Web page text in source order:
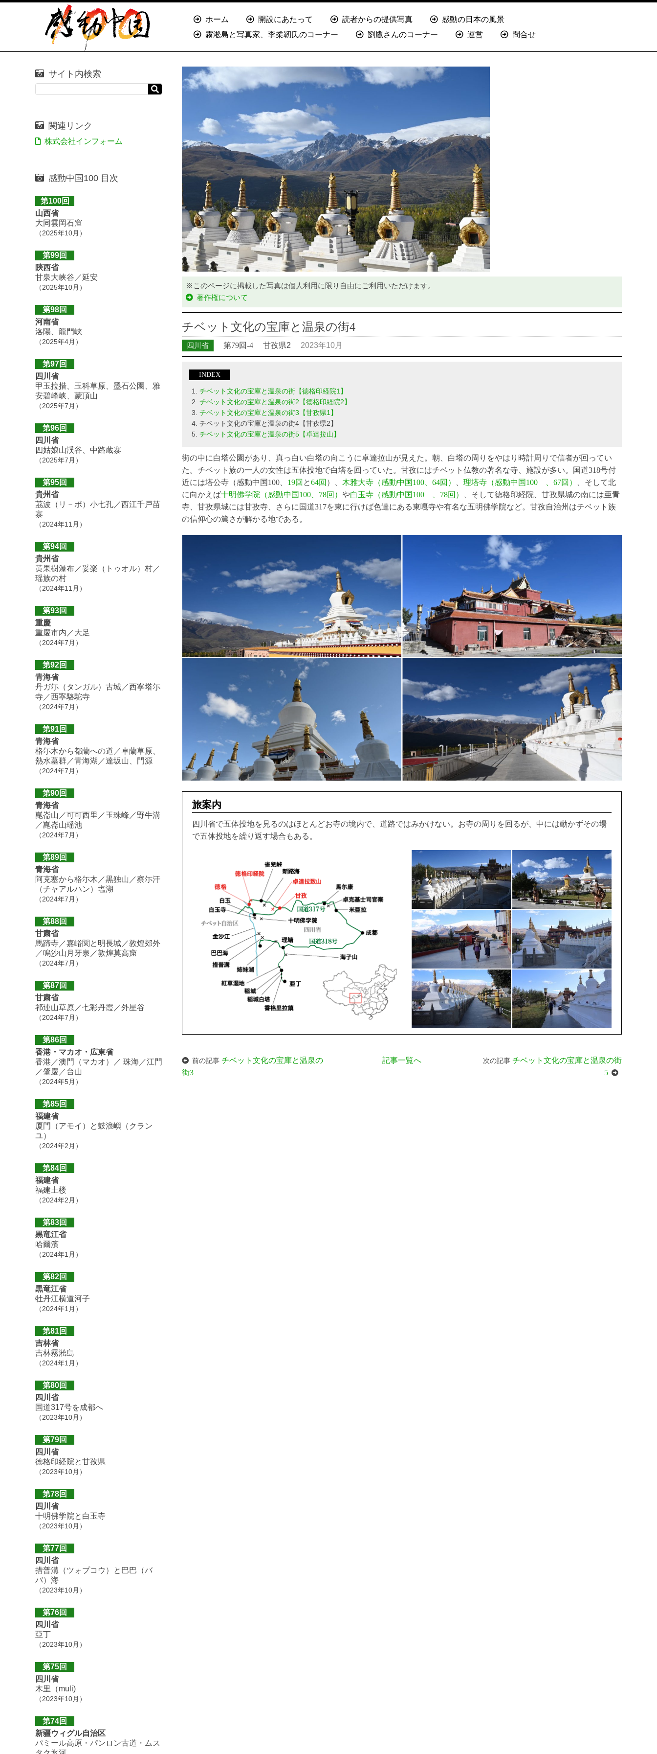
ホーム 開設にあたって 読者からの提供写真
感動の日本の風景
霧淞島と写真家、李柔靭氏のコーナー
劉鷹さんのコーナー 運営 問合せ
※このページに掲載した写真は個人利用に限り自由にご利用いただけます。
著作権について
チベット文化の宝庫と温泉の街4
四川省 第79回-4 甘孜県2 2023年10月
INDEX
チベット文化の宝庫と温泉の街【徳格印経院1】
チベット文化の宝庫と温泉の街2【徳格印経院2】
チベット文化の宝庫と温泉の街3【甘孜県1】
チベット文化の宝庫と温泉の街4【甘孜県2】
チベット文化の宝庫と温泉の街5【卓達拉山】
街の中に白塔公園があり、真っ白い白塔の向こうに卓達拉山が見えた。朝、白塔の周りをやはり時計周りで信者が回ってい
た。チベット族の一人の女性は五体投地で白塔を回っていた。甘孜にはチベット仏教の著名な寺、施設が多い。国道318号付
近には塔公寺（感動中国100、 19回 と64回 ）、 木雅大寺（感動中国100、64回） 理塔寺（感動中国100 、67回）
、そして北
に向かえば十明佛学院（感動中国100、78回） や白玉寺（感動中国100 、78回）
、そして徳格印経院、甘孜県城の南には亜青
寺、甘孜県城には甘孜寺、さらに国道317を東に行けば色達にある東嘎寺や有名な五明佛学院など。甘孜自治州はチベット族
の信仰心の篤さが解かる地である。
旅案内
四川省で五体投地を見るのはほとんどお寺の境内で、道路ではみかけない。お寺の周りを回るが、中には動かずその場
で五体投地を繰り返す場合もある。
前の記事 チベット文化の宝庫と温泉の
街3
記事一覧へ 次の記事 チベット文化の宝庫と温泉の街
5
サイト内検索
関連リンク
株式会社インフォーム
感動中国100 目次
第100回
山西省
大同雲岡石窟
（2025年10月）
第99回
陝西省
甘泉大峡谷／延安
（2025年10月）
第98回
河南省
洛陽、龍門峡
（2025年4月）
第97回
四川省
甲玉拉措、玉科草原、墨石公園、雅
安碧峰峡、蒙頂山
（2025年7月）
第96回
四川省
四姑娘山渓谷、中路蔵寨
（2025年7月）
第95回
貴州省
茘波（リ－ポ）小七孔／西江千戸苗
寨
（2024年11月）
第94回
貴州省
黄果樹瀑布／妥楽（トゥオル）村／
瑶族の村
（2024年11月）
第93回
重慶
重慶市内／大足
（2024年7月）
第92回
青海省
丹ガ尓（タンガル）古城／西寧塔尓
寺／西寧駱駝寺
（2024年7月）
第91回
青海省
格尓木から都蘭への道／卓蘭草原、
熱水墓群／青海湖／達坂山、門源
（2024年7月）
第90回
青海省
崑崙山／可可西里／玉珠峰／野牛溝
／崑崙山瑶池
（2024年7月）
第89回
青海省
阿克塞から格尓木／黒独山／察尓汗
（チャアルハン）塩湖
（2024年7月）
第88回
甘粛省
馬蹄寺／嘉峪関と明長城／敦煌郊外
／鳴沙山月牙泉／敦煌莫高窟
（2024年7月）
第87回
甘粛省
祁連山草原／七彩丹霞／外星谷
（2024年7月）
第86回
香港・マカオ・広東省
香港／澳門（マカオ）／ 珠海／江門
／肇慶／台山
（2024年5月）
第85回
福建省
厦門（アモイ）と鼓浪嶼（クラン
ユ）
（2024年2月）
第84回
福建省
福建土楼
（2024年2月）
第83回
黒竜江省
哈爾濱
（2024年1月）
第82回
黒竜江省
牡丹江横道河子
（2024年1月）
第81回
吉林省
吉林霧淞島
（2024年1月）
第80回
四川省
国道317号を成都へ
（2023年10月）
第79回
四川省
徳格印経院と甘孜県
（2023年10月）
第78回
四川省
十明佛学院と白玉寺
（2023年10月）
第77回
四川省
措普溝（ツォプコウ）と巴巴（バ
バ）海
（2023年10月）
第76回
四川省
亞丁
（2023年10月）
第75回
四川省
木里（muli)
（2023年10月）
第74回
新疆ウィグル自治区
パミール高原・パンロン古道・ムス